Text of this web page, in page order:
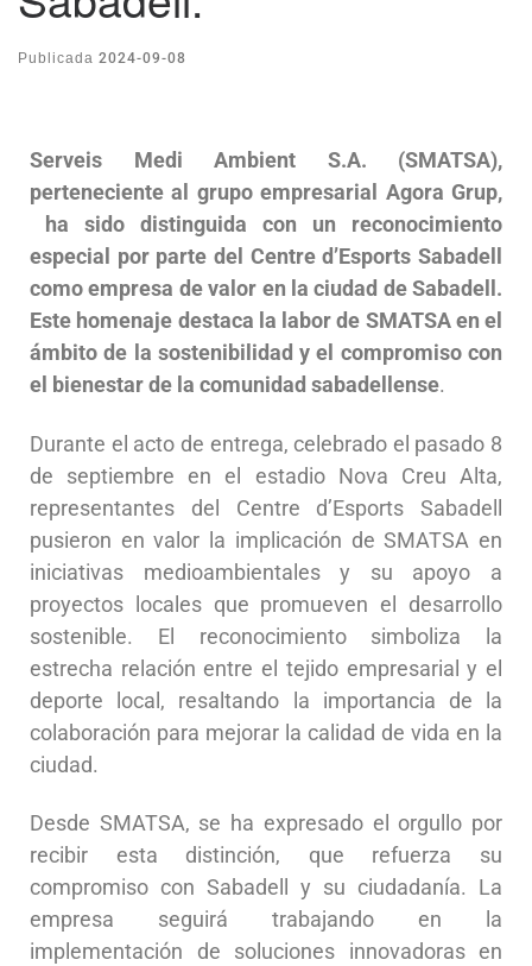
Publicada 2024-09-08
Serveis Medi Ambient S.A. (SMATSA),
perteneciente al grupo empresarial Agora Grup,
ha sido distinguida con un reconocimiento
especial por parte del Centre d’Esports Sabadell
como empresa de valor en la ciudad de Sabadell.
Este homenaje destaca la labor de SMATSA en el
ámbito de la sostenibilidad y el compromiso con
el bienestar de la comunidad sabadellense.
Durante el acto de entrega, celebrado el pasado 8
de septiembre en el estadio Nova Creu Alta,
representantes del Centre d’Esports Sabadell
pusieron en valor la implicación de SMATSA en
iniciativas medioambientales y su apoyo a
proyectos locales que promueven el desarrollo
sostenible. El reconocimiento simboliza la
estrecha relación entre el tejido empresarial y el
deporte local, resaltando la importancia de la
colaboración para mejorar la calidad de vida en la
ciudad.
Desde SMATSA, se ha expresado el orgullo por
recibir esta distinción, que refuerza su
compromiso con Sabadell y su ciudadanía. La
empresa seguirá trabajando en la
implementación de soluciones innovadoras en